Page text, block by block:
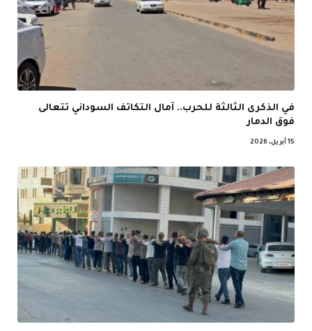
في الذكرى الثالثة للحرب.. آمال التكاتف السوداني تتعالى
فوق الدمار
15 أبريل، 2026